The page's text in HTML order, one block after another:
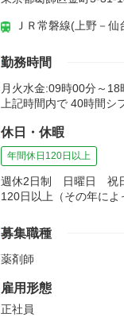
ＪＲ常磐線(上野－
勤務時間
月火水金:09時00分～
上記時間内で 40時間シ
休日・休暇
年間休日120日以上
週休2日制 日曜日 祝
120日以上（その年によ
募集職種
薬剤師
雇用形態
正社員